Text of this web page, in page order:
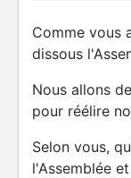
Comme vous
dissous
Nous allons
pour réélire
Selon vous,
l'Assemblée